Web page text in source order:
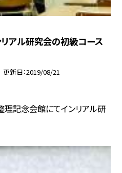
アル研究会の初級コース
更新日 2019/08/21
記念会館にてインリアル研